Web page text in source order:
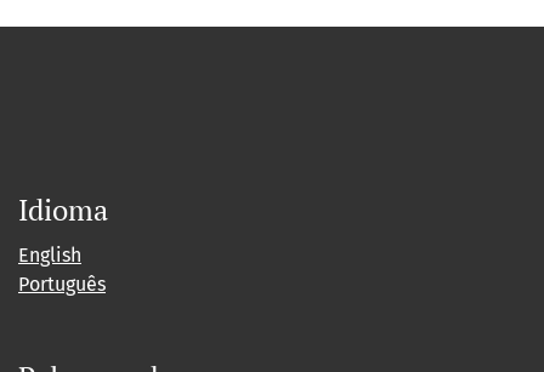
Idioma
English
Português